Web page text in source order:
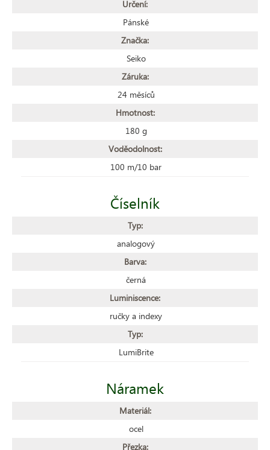
Určení:
Pánské
Značka:
Seiko
Záruka:
24 měsíců
Hmotnost:
180 g
Voděodolnost:
100 m/10 bar
Číselník
Typ:
analogový
Barva:
černá
Luminiscence:
ručky a indexy
Typ:
LumiBrite
Náramek
Materiál:
ocel
Přezka: